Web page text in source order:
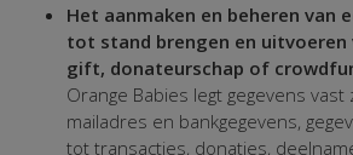
Het aanmaken en beheren van
tot stand brengen en uitvoeren
gift, donateurschap of
Orange Babies legt gegevens vast
mailadres en bankgegevens,
tot transacties, donaties,